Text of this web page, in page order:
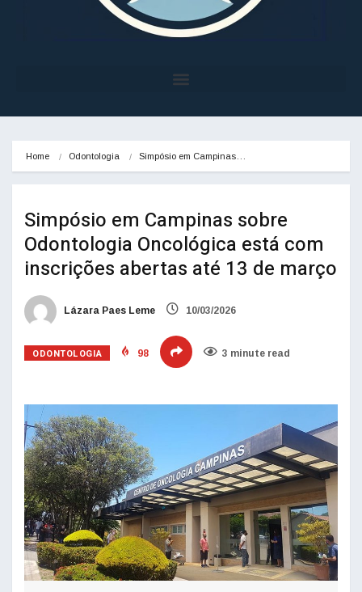
Home Odontologia Simpósio em Campinas…
Simpósio em Campinas sobre
Odontologia Oncológica está com
inscrições abertas até 13 de março
Lázara Paes Leme 10/03/2026
ODONTOLOGIA 98 3 minute read